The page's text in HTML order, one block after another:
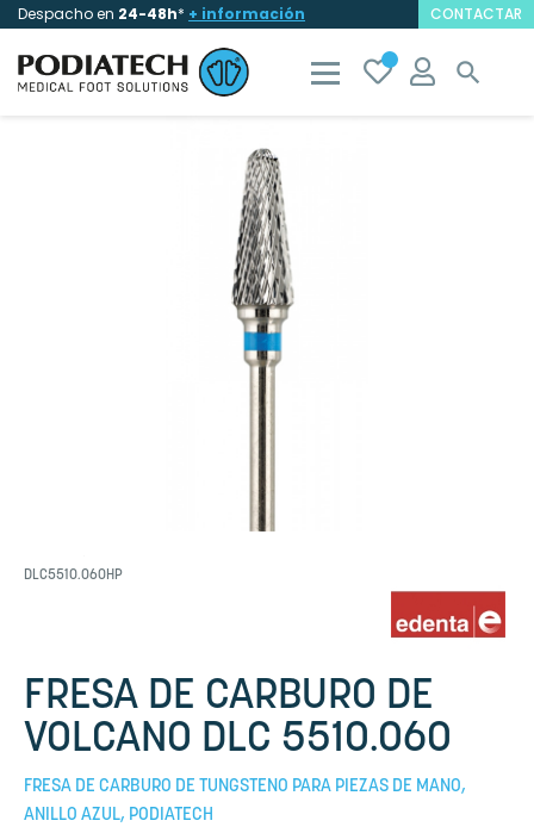
Despacho en 24-48h* + información CONTACTAR

DLC5510.060HP
FRESA DE CARBURO DE
VOLCANO DLC 5510.060
FRESA DE CARBURO DE TUNGSTENO PARA PIEZAS DE MANO,
ANILLO AZUL, PODIATECH